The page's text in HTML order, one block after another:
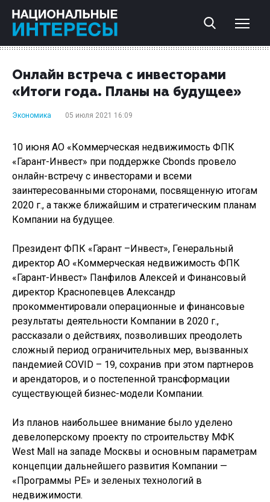
Онлайн встреча с инвесторами
«Итоги года. Планы на будущее»
Экономика 05 июля 2021 16:09
10 июня АО «Коммерческая недвижимость ФПК
«Гарант-Инвест» при поддержке Cbonds провело
онлайн-встречу с инвесторами и всеми
заинтересованными сторонами, посвященную итогам
2020 г., а также ближайшим и стратегическим планам
Компании на будущее.
Президент ФПК «Гарант –Инвест», Генеральный
директор АО «Коммерческая недвижимость ФПК
«Гарант-Инвест» Панфилов Алексей и Финансовый
директор Краснопевцев Александр
прокомментировали операционные и финансовые
результаты деятельности Компании в 2020 г.,
рассказали о действиях, позволивших преодолеть
сложный период ограничительных мер, вызванных
пандемией COVID – 19, сохранив при этом партнеров
и арендаторов, и о постепенной трансформации
существующей бизнес-модели Компании.
Из планов наибольшее внимание было уделено
девелоперскому проекту по строительству МФК
West Mall на западе Москвы и основным параметрам
концепции дальнейшего развития Компании —
«Программы РЕ» и зеленых технологий в
недвижимости.